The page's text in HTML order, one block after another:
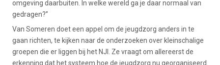
omgeving daarbuiten. In welke wereld ga je daar normaal van
gedragen?”
Van Someren doet een appel om de jeugdzorg anders in te
gaan richten, te kijken naar de onderzoeken over kleinschalige
groepen die er liggen bij het NJI. Ze vraagt om allereerst de
erkenning dat het systeem hoe de jeugdzorg nu georganiseerd